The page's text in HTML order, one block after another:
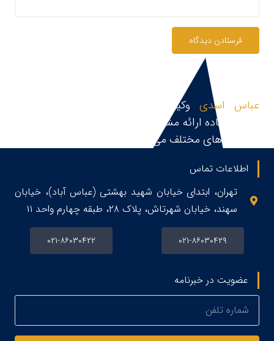
فرستادن دیدگاه
عباس اسدی وکیل پایه یک دادگستری و مشاور
حقوقی،آماده ارائه مشاوره حقوقی، قبول و پیگیری پرونده
در زمینه های مختلف می باشد.
اطلاعات تماس
تهران، ابتدای خیابان شهید بهشتی (عباس آباد)، خیابان
سهند، خیابان شهرتاش، پلاک ۲۸، طبقه چهارم واحد ۱۱
۰۲۱-۸۶۰۳۰۴۲۹ ۰۲۱-۸۶۰۳۰۴۲۲
عضویت در خبرنامه